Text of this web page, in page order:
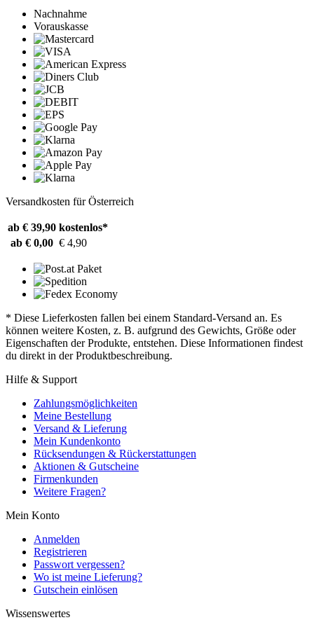
Nachnahme
Vorauskasse
Versandkosten für Österreich
ab € 39,90 kostenlos*
ab € 0,00 € 4,90
* Diese Lieferkosten fallen bei einem Standard-Versand an. Es
können weitere Kosten, z. B. aufgrund des Gewichts, Größe oder
Eigenschaften der Produkte, entstehen. Diese Informationen findest
du direkt in der Produktbeschreibung.
Hilfe & Support
Zahlungsmöglichkeiten
Meine Bestellung
Versand & Lieferung
Mein Kundenkonto
Rücksendungen & Rückerstattungen
Aktionen & Gutscheine
Firmenkunden
Weitere Fragen?
Mein Konto
Anmelden
Registrieren
Passwort vergessen?
Wo ist meine Lieferung?
Gutschein einlösen
Wissenswertes